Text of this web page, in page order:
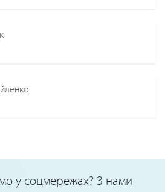
у соцмережах? З нами